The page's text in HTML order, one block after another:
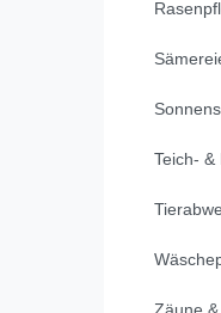
Teich- &